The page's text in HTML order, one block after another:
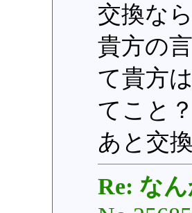
交換な
貴方の
て貴方
てこと？
あと交
Re: な